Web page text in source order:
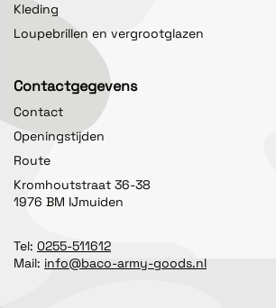
Kleding
Loupebrillen en vergrootglazen
Contactgegevens
Contact
Openingstijden
Route
Kromhoutstraat 36-38
1976 BM IJmuiden
Tel: 0255-511612
Mail: info@baco-army-goods.nl